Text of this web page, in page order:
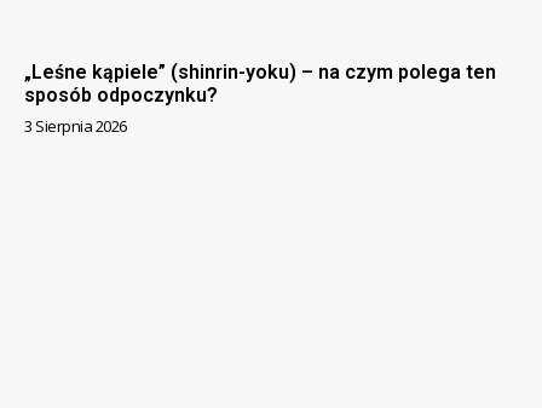
„Leśne kąpiele” (shinrin-yoku) – na czym polega ten
sposób odpoczynku?
3 Sierpnia 2026